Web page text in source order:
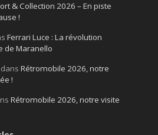
& Collection 2026 – En piste
!
Ferrari Luce : La révolution
de Maranello
dans Rétromobile 2026, notre
!
Rétromobile 2026, notre visite